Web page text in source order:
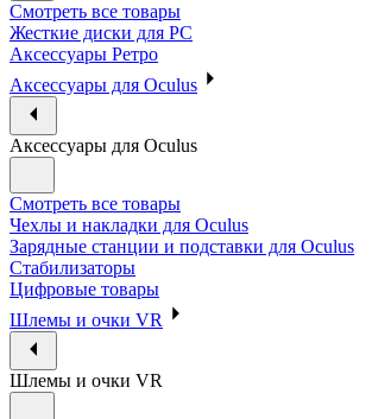
Смотреть все товары
Жесткие диски для PC
Аксессуары Ретро
Аксессуары для Oculus
Аксессуары для Oculus
Смотреть все товары
Чехлы и накладки для Oculus
Зарядные станции и подставки для Oculus
Стабилизаторы
Цифровые товары
Шлемы и очки VR
Шлемы и очки VR